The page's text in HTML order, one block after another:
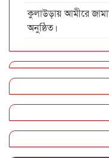
কুলাউড়ায় আমীরে
অনুষ্ঠিত।